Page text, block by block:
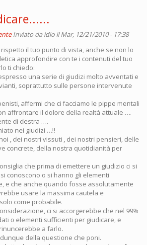
Inviato daidio il Mar, 12/21/2010 - 17:38
il tuo punto di vista, anche se non lo
approfondire con te i contenuti del tuo
ti chiedo:
una serie di giudizi molto avventati e
soprattutto sulle persone intervenute
affermi che ci facciamo le pippe mentali
affrontare il dolore della realtà attuale ….
di destra ….
nei giudizi …!!
, dei nostri vissuti , dei nostri pensieri, delle
concrete, della nostra quotidianità per
che prima di emettere un giudizio ci si
conoscono o si hanno gli elementi
e che anche quando fosse assolutamente
usare la massima cautela e
come probabile.
ci si accorgerebbe che nel 99%
o elementi sufficienti per giudicare, e
a farlo.
della questione che poni.